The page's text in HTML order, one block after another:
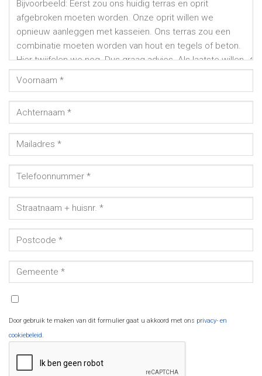
Door gebruik te maken van dit formulier gaat u akkoord met ons privacy- en
cookiebeleid.